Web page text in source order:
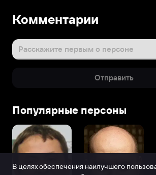
Комментарии
Расскажите первым о персоне
Отправить
Популярные персоны
В целях обеспечения наилучшего